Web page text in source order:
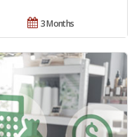
3 Months